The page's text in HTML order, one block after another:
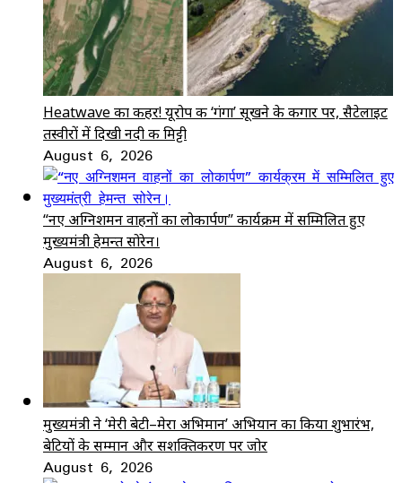
Heatwave का कहर! यूरोप की ‘गंगा’ सूखने के कगार पर, सैटेलाइट
तस्वीरों में दिखी नदी की मिट्टी
August 6, 2026
“नए अग्निशमन वाहनों का लोकार्पण” कार्यक्रम में सम्मिलित हुए
मुख्यमंत्री हेमन्त सोरेन।
August 6, 2026
मुख्यमंत्री ने ‘मेरी बेटी–मेरा अभिमान’ अभियान का किया शुभारंभ,
बेटियों के सम्मान और सशक्तिकरण पर जोर
August 6, 2026